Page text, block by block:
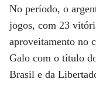
No período, o
jogos, com 23
aproveitamento no
Galo com o título
Brasil e da